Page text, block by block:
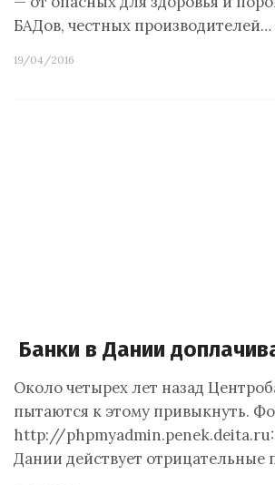
БАДов, честных производителей…
19/04/2016
Банки в Дании
Около четырех лет назад
пытаются к этому привыкнуть.
http://
Дании действует отрицательные